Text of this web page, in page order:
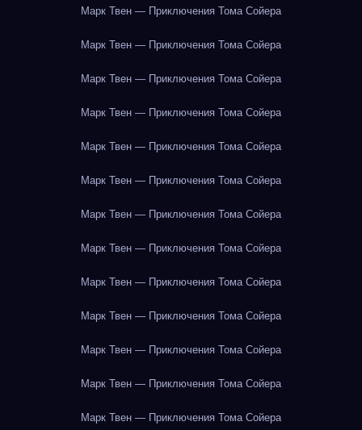
Марк Твен — Приключения Тома Сойера
Марк Твен — Приключения Тома Сойера
Марк Твен — Приключения Тома Сойера
Марк Твен — Приключения Тома Сойера
Марк Твен — Приключения Тома Сойера
Марк Твен — Приключения Тома Сойера
Марк Твен — Приключения Тома Сойера
Марк Твен — Приключения Тома Сойера
Марк Твен — Приключения Тома Сойера
Марк Твен — Приключения Тома Сойера
Марк Твен — Приключения Тома Сойера
Марк Твен — Приключения Тома Сойера
Марк Твен — Приключения Тома Сойера